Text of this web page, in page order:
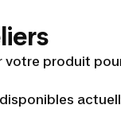
produit